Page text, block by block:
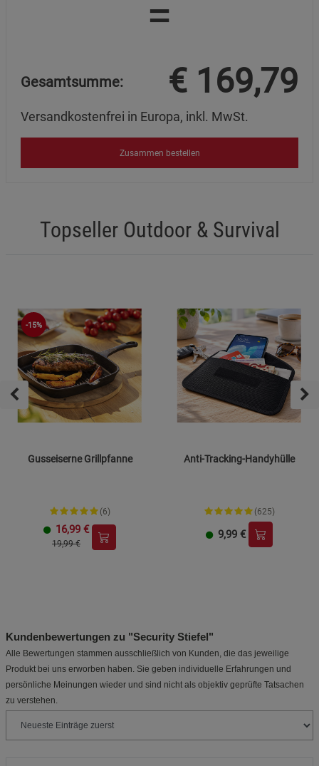
=
Gesamtsumme: € 169,79
Versandkostenfrei in Europa, inkl. MwSt.
Zusammen bestellen
Topseller Outdoor & Survival
-15%
Gusseiserne Grillpfanne
(6)
16,99 €
19,99 €
Anti-Tracking-Handyhülle
(625)
9,99 €
Kundenbewertungen zu "Security Stiefel"
Alle Bewertungen stammen ausschließlich von Kunden, die das jeweilige
Produkt bei uns erworben haben. Sie geben individuelle Erfahrungen und
persönliche Meinungen wieder und sind nicht als objektiv geprüfte Tatsachen
zu verstehen.